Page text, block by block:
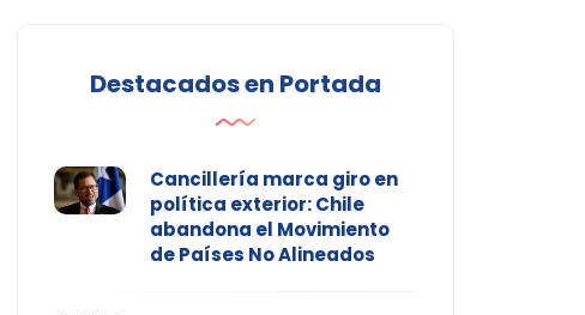
Destacados en Portada
Cancillería marca giro en
política exterior: Chile
abandona el Movimiento
de Países No Alineados